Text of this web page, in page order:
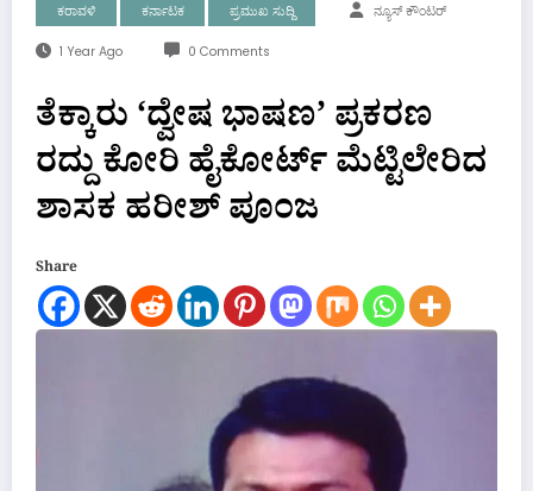
ಕರಾವಳಿ ಕರ್ನಾಟಕ ಪ್ರಮುಖ ಸುದ್ದಿ ನ್ಯೂಸ್ ಕೌಂಟರ್
1 Year Ago 0 Comments
ತೆಕ್ಕಾರು ‘ದ್ವೇಷ ಭಾಷಣ’ ಪ್ರಕರಣ
ರದ್ದು ಕೋರಿ ಹೈಕೋರ್ಟ್ ಮೆಟ್ಟಿಲೇರಿದ
ಶಾಸಕ ಹರೀಶ್ ಪೂಂಜ
Share